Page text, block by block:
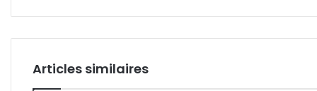
du
Articles similaires